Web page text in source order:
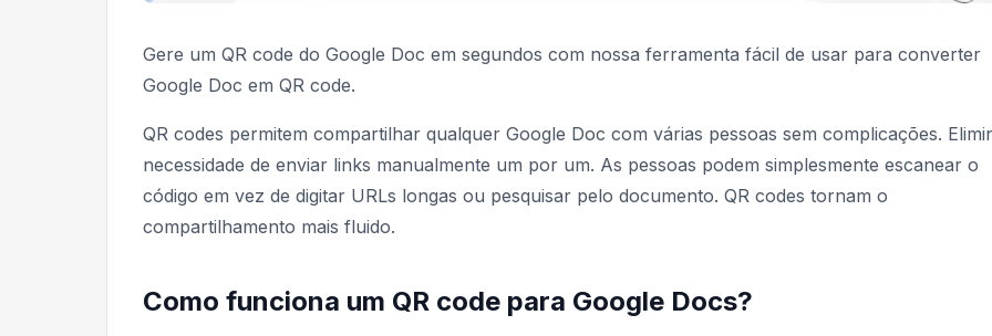
Gere um QR code do Google Doc em segundos com nossa ferramenta fácil de usar para converter
Google Doc em QR code.
QR codes permitem compartilhar qualquer Google Doc com várias pessoas sem complicações.
necessidade de enviar links manualmente um por um. As pessoas podem simplesmente escanear o
código em vez de digitar URLs longas ou pesquisar pelo documento. QR codes tornam o
compartilhamento mais fluido.
Como funciona um QR code para Google Docs?